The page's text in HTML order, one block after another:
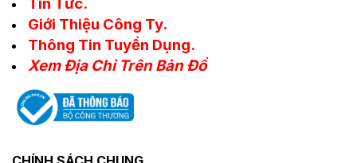
Giới Thiệu Công Ty.
Thông Tin Tuyển Dụng.
Xem Địa Chỉ Trên Bản Đồ